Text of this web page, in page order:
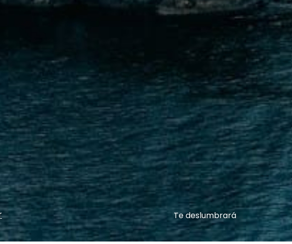
Te deslumbrará